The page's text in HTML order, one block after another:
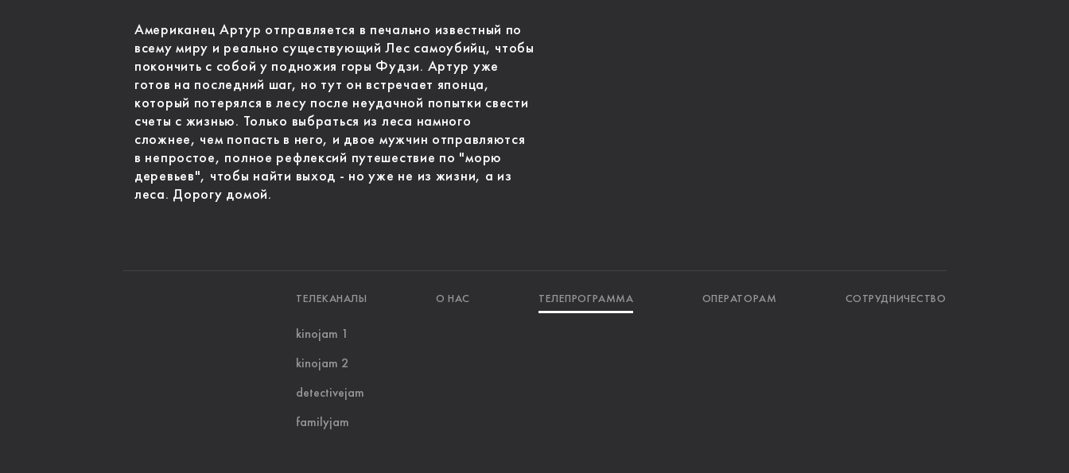
Американец Артур отправляется в печально известный по
всему миру и реально существующий Лес самоубийц, чтобы
покончить с собой у подножия горы Фудзи. Артур уже
готов на последний шаг, но тут он встречает японца,
который потерялся в лесу после неудачной попытки свести
счеты с жизнью. Только выбраться из леса намного
сложнее, чем попасть в него, и двое мужчин отправляются
в непростое, полное рефлексий путешествие по "морю
деревьев", чтобы найти выход - но уже не из жизни, а из
леса. Дорогу домой.
ТЕЛЕКАНАЛЫ О НАС ТЕЛЕПРОГРАММА ОПЕРАТОРАМ СОТРУДНИЧЕСТВО
kinojam 1
kinojam 2
detectivejam
familyjam